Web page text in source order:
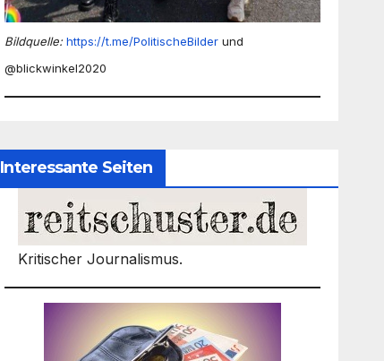
Bildquelle: https://t.me/PolitischeBilder und
@blickwinkel2020
Interessante Seiten
Kritischer Journalismus.